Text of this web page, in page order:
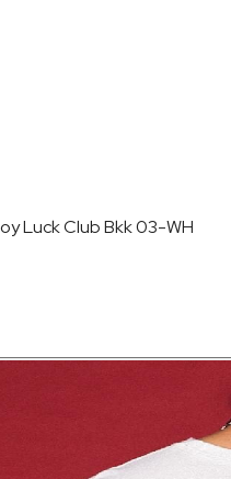
Luck Club Bkk 03-WH